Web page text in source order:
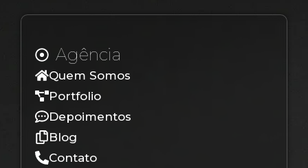
Agência
Quem Somos
Portfolio
Depoimentos
Blog
Contato